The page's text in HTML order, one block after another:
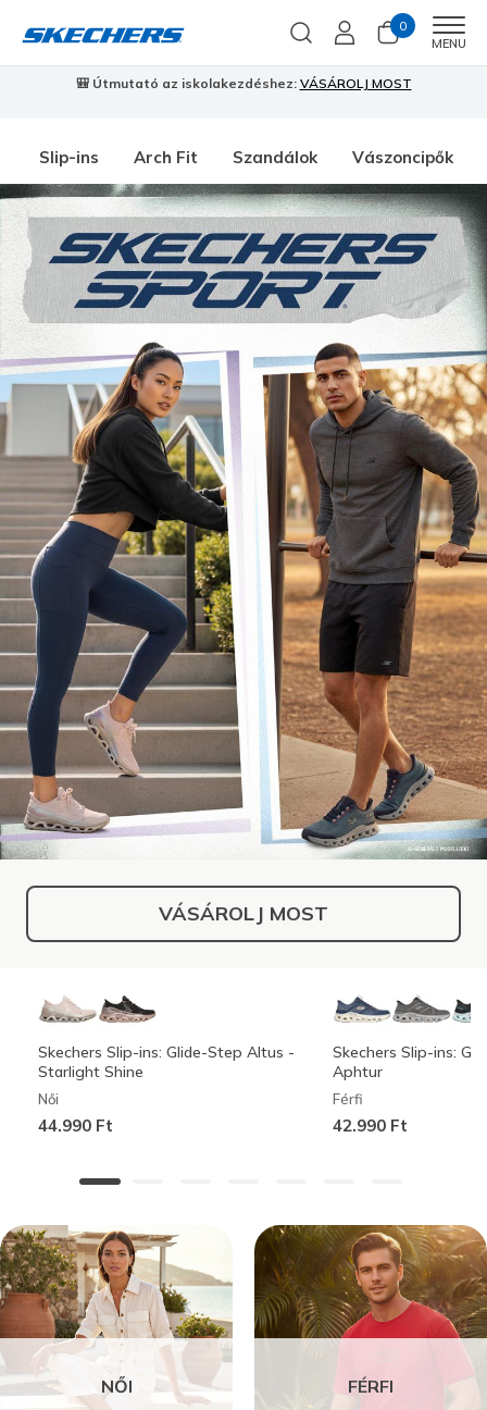
0
MENU
🎒 Útmutató az iskolakezdéshez: VÁSÁROLJ MOST
Slip-ins Arch Fit Szandálok Vászoncipők
VÁSÁROLJ MOST
Skechers Slip-ins: Glide-Step Altus -
Starlight Shine
Női
44.990 Ft
Skechers Slip-ins:
Aphtur
Férfi
42.990 Ft
NŐI FÉRFI